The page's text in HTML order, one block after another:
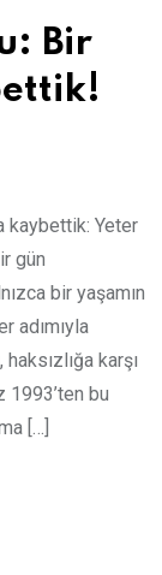
Bir
kaybettik: Yeter
gün
bir yaşamın
adımıyla
karşı
1993’ten bu
[…]